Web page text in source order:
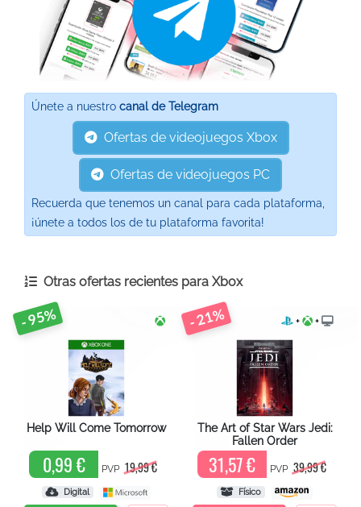
Únete a nuestro canal de Telegram
Ofertas de videojuegos Xbox
Ofertas de videojuegos PC
Recuerda que tenemos un canal para cada plataforma,
¡únete a todos los de tu plataforma favorita!
Otras ofertas recientes para Xbox
- 95%
Help Will Come Tomorrow
0,99 € PVP 19,99 €
Digital
- 21% + +
The Art of Star Wars Jedi:
Fallen Order
31,57 € PVP 39,99 €
Físico